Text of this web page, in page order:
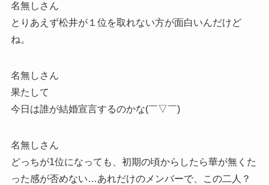
名無しさん
とりあえず松井が１位を取れない方が面白いんだけど
ね。
名無しさん
果たして
今日は誰が結婚宣言するのかな(￣▽￣)
名無しさん
どっちが1位になっても、初期の頃からしたら華が無くた
った感が否めない…あれだけのメンバーで、この二人？